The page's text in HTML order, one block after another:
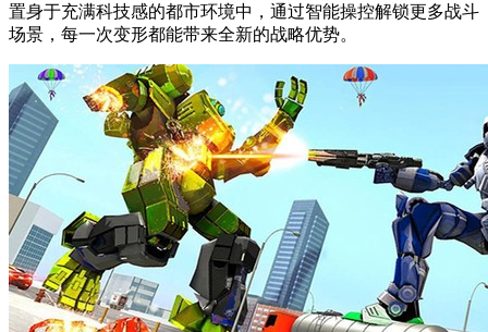
置身于充满科技感的都市环境中，通过智能操控解锁更多战斗
场景，每一次变形都能带来全新的战略优势。